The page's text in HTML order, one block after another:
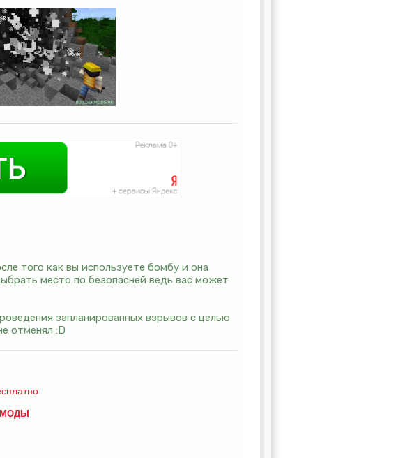
того как вы используете бомбу и она
место по безопасней ведь вас может
запланированных взрывов с целью
отменял :D
МОДЫ